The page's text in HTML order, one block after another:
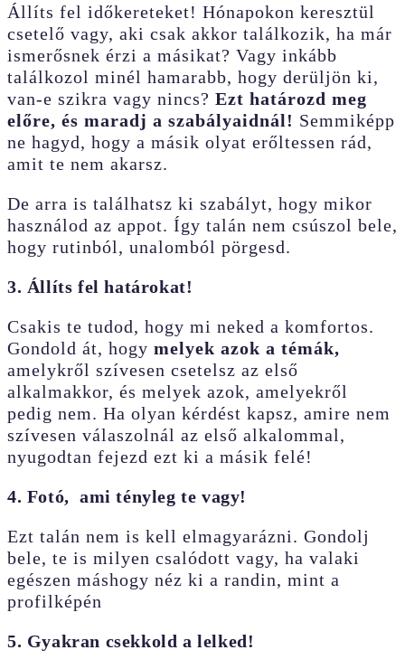
Állíts fel időkereteket! Hónapokon keresztül
csetelő vagy, aki csak akkor találkozik, ha már
ismerősnek érzi a másikat? Vagy inkább
találkozol minél hamarabb, hogy derüljön ki,
van-e szikra vagy nincs? Ezt határozd meg
előre, és maradj a szabályaidnál! Semmiképp
ne hagyd, hogy a másik olyat erőltessen rád,
amit te nem akarsz.
De arra is találhatsz ki szabályt, hogy mikor
használod az appot. Így talán nem csúszol bele,
hogy rutinból, unalomból pörgesd.
3. Állíts fel határokat!
Csakis te tudod, hogy mi neked a komfortos.
Gondold át, hogy melyek azok a témák,
amelykről szívesen csetelsz az első
alkalmakkor, és melyek azok, amelyekről
pedig nem. Ha olyan kérdést kapsz, amire nem
szívesen válaszolnál az első alkalommal,
nyugodtan fejezd ezt ki a másik felé!
4. Fotó, ami tényleg te vagy!
Ezt talán nem is kell elmagyarázni. Gondolj
bele, te is milyen csalódott vagy, ha valaki
egészen máshogy néz ki a randin, mint a
profilképén
5. Gyakran csekkold a lelked!